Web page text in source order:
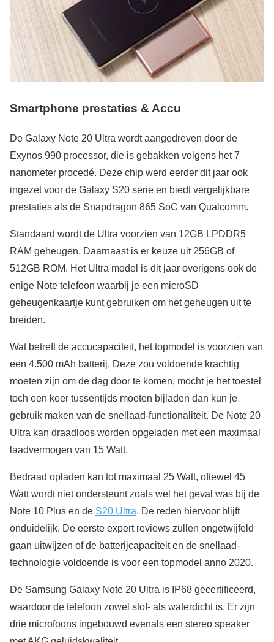
Smartphone prestaties & Accu
De Galaxy Note 20 Ultra wordt aangedreven door de
Exynos 990 processor, die is gebakken volgens het 7
nanometer procedé. Deze chip werd eerder dit jaar ook
ingezet voor de Galaxy S20 serie en biedt vergelijkbare
prestaties als de Snapdragon 865 SoC van Qualcomm.
Standaard wordt de Ultra voorzien van 12GB LPDDR5
RAM geheugen. Daarnaast is er keuze uit 256GB of
512GB ROM. Het Ultra model is dit jaar overigens ook de
enige Note telefoon waarbij je een microSD
geheugenkaartje kunt gebruiken om het geheugen uit te
breiden.
Wat betreft de accucapaciteit, het topmodel is voorzien van
een 4.500 mAh batterij. Deze zou voldoende krachtig
moeten zijn om de dag door te komen, mocht je het toestel
toch een keer tussentijds moeten bijladen dan kun je
gebruik maken van de snellaad-functionaliteit. De Note 20
Ultra kan draadloos worden opgeladen met een maximaal
laadvermogen van 15 Watt.
Bedraad opladen kan tot maximaal 25 Watt, oftewel 45
Watt wordt niet ondersteunt zoals wel het geval was bij de
Note 10 Plus en de S20 Ultra. De reden hiervoor blijft
onduidelijk. De eerste expert reviews zullen ongetwijfeld
gaan uitwijzen of de batterijcapaciteit en de snellaad-
technologie voldoende is voor een topmodel anno 2020.
De Samsung Galaxy Note 20 Ultra is IP68 gecertificeerd,
waardoor de telefoon zowel stof- als waterdicht is. Er zijn
drie microfoons ingebouwd evenals een stereo speaker